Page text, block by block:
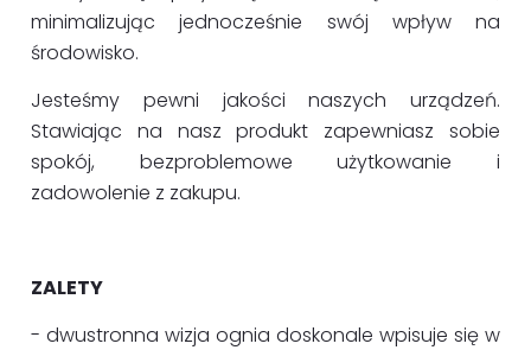
minimalizując jednocześnie swój wpływ na
środowisko.
Jesteśmy pewni jakości naszych urządzeń.
Stawiając na nasz produkt zapewniasz sobie
spokój, bezproblemowe użytkowanie i
zadowolenie z zakupu.
ZALETY
- dwustronna wizja ognia doskonale wpisuje się w